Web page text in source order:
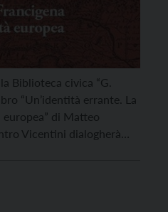
Biblioteca civica “G.
“Un’identità errante. La
europea” di Matteo
Vicentini dialogherà